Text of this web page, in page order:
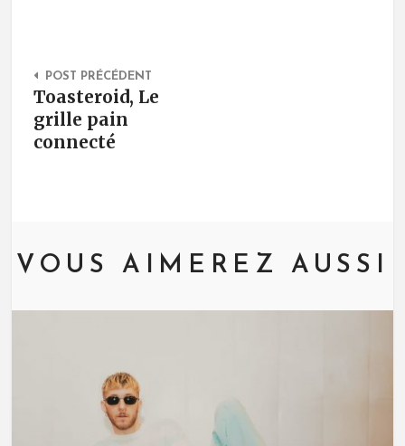
Post Navigation
POST PRÉCÉDENT
Toasteroid, Le
grille pain
connecté
VOUS AIMEREZ AUSSI